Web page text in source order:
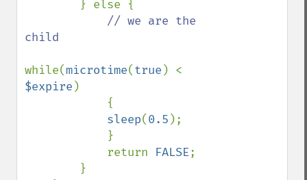
} else {
// we are the
child
while(microtime(true
$expire )
sleep(0.5 );
            return
FALSE;